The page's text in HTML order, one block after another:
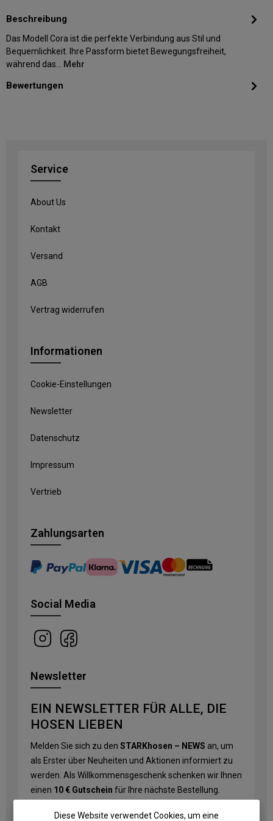
Beschreibung
Das Modell Cora ist die perfekte Verbindung aus Stil und
Bequemlichkeit. Ihre Passform bietet Bewegungsfreiheit,
während das… Mehr
Bewertungen
Service
About Us
Kontakt
Versand
AGB
Vertrag widerrufen
Informationen
Cookie-Einstellungen
Newsletter
Datenschutz
Impressum
Vertrieb
Zahlungsarten
Social Media
Newsletter
EIN NEWSLETTER FÜR ALLE, DIE
HOSEN LIEBEN
Melden Sie sich zu den STARKhosen – NEWS an, um
als Erster über Neuheiten und Aktionen informiert zu
werden. Als Willkommensgeschenk schenken wir Ihnen
einen 10 € Gutschein für Ihre nächste Bestellung.
E-Mail-Adresse*
Diese Website verwendet Cookies, um eine